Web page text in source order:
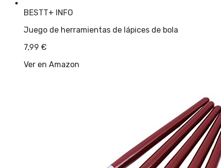
BESTT+ INFO
Juego de herramientas de lápices de bola
7,99 €
Ver en Amazon